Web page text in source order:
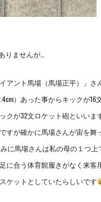
りませんが…
アント馬場（馬場正平）」さ
）あった事からキックが16
クが32文ロケット砲といいま
すが確かに馬場さんが宙を舞
に馬場さんは私の母の１つ上
に合う体育館履きがなく来客
ケットとしていたらしいです